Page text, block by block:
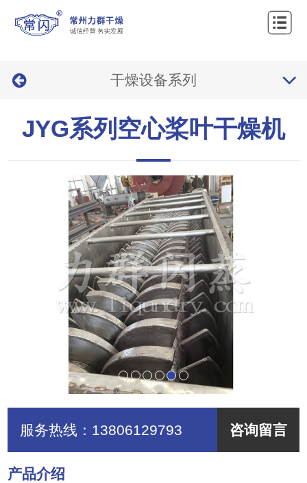
干燥设备系列
JYG系列空心桨叶干燥机
服务热线： 13806129793 咨询留言
产品介绍